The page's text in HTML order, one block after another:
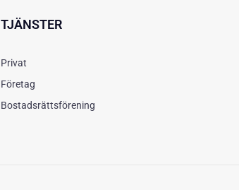
TJÄNSTER
Privat
Företag
Bostadsrättsförening